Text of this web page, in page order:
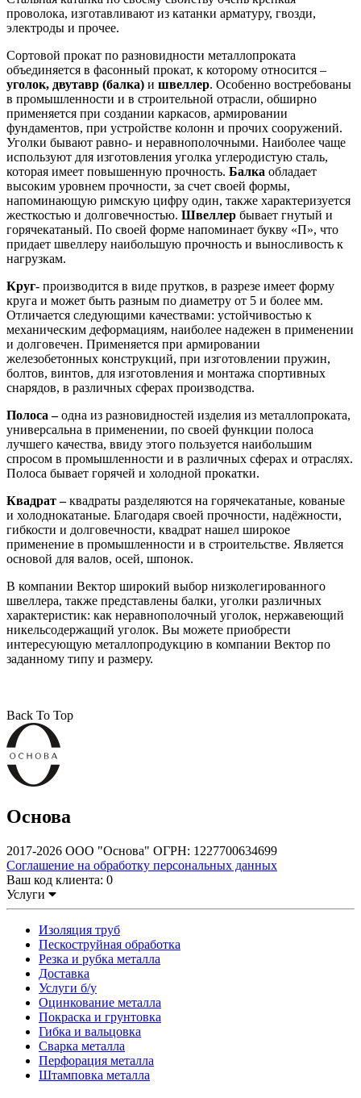
проволока, изготавливают из катанки арматуру, гвозди,
электроды и прочее.
Сортовой прокат по разновидности металлопроката
объединяется в фасонный прокат, к которому относится –
уголок, двутавр (балка) и швеллер. Особенно востребованы
в промышленности и в строительной отрасли, обширно
применяется при создании каркасов, армировании
фундаментов, при устройстве колонн и прочих сооружений.
Уголки бывают равно- и неравнополочными. Наиболее чаще
используют для изготовления уголка углеродистую сталь,
которая имеет повышенную прочность. Балка обладает
высоким уровнем прочности, за счет своей формы,
напоминающую римскую цифру один, также характеризуется
жесткостью и долговечностью. Швеллер бывает гнутый и
горячекатаный. По своей форме напоминает букву «П», что
придает швеллеру наибольшую прочность и выносливость к
нагрузкам.
Круг- производится в виде прутков, в разрезе имеет форму
круга и может быть разным по диаметру от 5 и более мм.
Отличается следующими качествами: устойчивостью к
механическим деформациям, наиболее надежен в применении
и долговечен. Применяется при армировании
железобетонных конструкций, при изготовлении пружин,
болтов, винтов, для изготовления и монтажа спортивных
снарядов, в различных сферах производства.
Полоса –одна из разновидностей изделия из металлопроката,
универсальна в применении, по своей функции полоса
лучшего качества, ввиду этого пользуется наибольшим
спросом в промышленности и в различных сферах и отраслях.
Полоса бывает горячей и холодной прокатки.
Квадрат –квадраты разделяются на горячекатаные, кованые
и холоднокатаные. Благодаря своей прочности, надёжности,
гибкости и долговечности, квадрат нашел широкое
применение в промышленности и в строительстве. Является
основой для валов, осей, шпонок.
В компании Вектор широкий выбор низколегированного
швеллера, также представлены балки, уголки различных
характеристик: как неравнополочный уголок, нержавеющий
никельсодержащий уголок. Вы можете приобрести
интересующую металлопродукцию в компании Вектор по
заданному типу и размеру.
Back To Top
Основа
2017-2026 ООО "Основа" ОГРН: 1227700634699
Соглашение на обработку персональных данных
Ваш код клиента: 0
Услуги
Изоляция труб
Пескоструйная обработка
Резка и рубка металла
Доставка
Услуги б/у
Оцинкование металла
Покраска и грунтовка
Гибка и вальцовка
Сварка металла
Перфорация металла
Штамповка металла